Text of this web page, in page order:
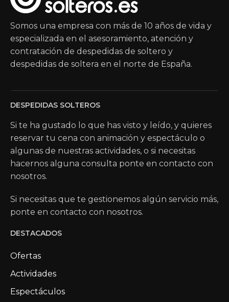
Somos una empresa con más de 10 años de vida y
especializada en el asesoramiento, atención y
contratación de despedidas de soltero y
despedidas de soltera en el norte de España.
DESPEDIDAS SOLTEROS
Si te ha gustado lo que has visto y leído, y quieres
reservar tu cena con animación y espectáculo o
algunas de nuestras actividades, o si necesitas
hacernos alguna consulta ponte en contacto con
nosotros.
Si necesitas que te gestionemos algún servicio más,
ponte en contacto con nosotros.
DESTACADOS
Ofertas
Actividades
Espectáculos